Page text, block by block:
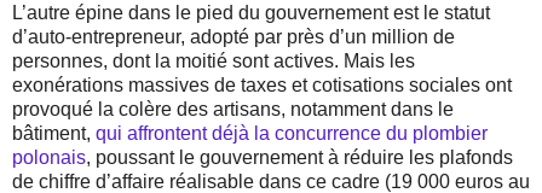
L’autre épine dans le pied du gouvernement est le statut
d’auto-entrepreneur, adopté par près d’un million de
personnes, dont la moitié sont actives. Mais les
exonérations massives de taxes et cotisations sociales ont
provoqué la colère des artisans, notamment dans le
bâtiment, qui affrontent déjà la concurrence du plombier
polonais, poussant le gouvernement à réduire les plafonds
de chiffre d’affaire réalisable dans ce cadre (19 000 euros au